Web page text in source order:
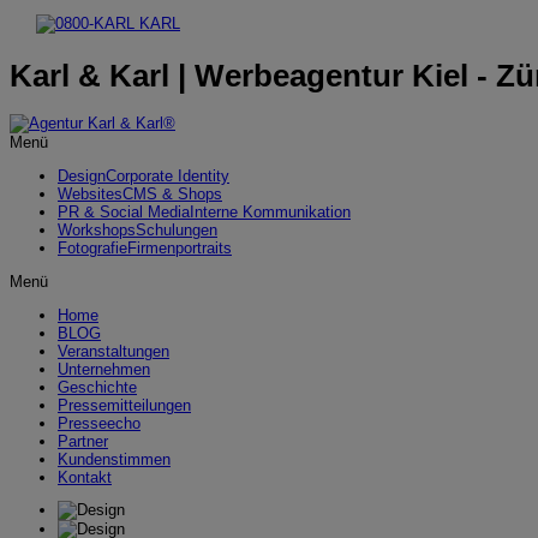
Karl & Karl | Werbeagentur Kiel -
Menü
DesignCorporate Identity
WebsitesCMS & Shops
PR & Social Media Interne Kommunikation
WorkshopsSchulungen
FotografieFirmenportraits
Menü
Home
BLOG
Veranstaltungen
Unternehmen
Geschichte
Pressemitteilungen
Presseecho
Partner
Kundenstimmen
Kontakt